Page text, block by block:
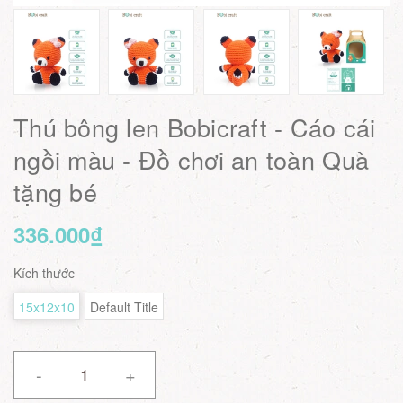
Thú bông len Bobicraft - Cáo cái
ngồi màu - Đồ chơi an toàn Quà
tặng bé
336.000₫
Kích thước
15x12x10
Default Title
- +